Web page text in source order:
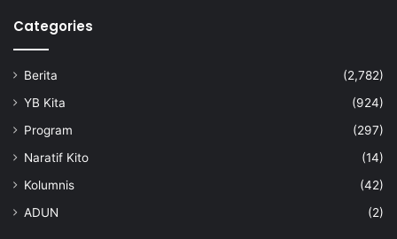
Categories
Berita
(2,782)
YB Kita
(924)
Program
(297)
Naratif Kito
(14)
Kolumnis
(42)
ADUN
(2)